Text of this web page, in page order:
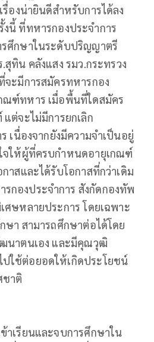
รื่องน่ายินดีสำหรับการได้ลง
นี้ ที่ทหารกองประจำการ
ศึกษาในระดับปริญญาตรี
ทิน คลังแสง รมว.กระทรวง
จะมีการสมัครทหารกอง
ณฑ์ทหาร เมื่อพื้นที่ใดสมัคร
ต่จะไม่มีการยกเลิก
เนื่องจากยังมีความจำเป็นอยู่
จให้ผู้ที่ครบกำหนดอายุเกณฑ์
าสและได้รับโอกาสที่กว่าเดิม
กองประจำการ สังกัดกองทัพ
ษหลายประการ โดยเฉพาะ
ษา สามารถศึกษาต่อได้โดย
ฒนาตนเอง และมีคุณวุฒิ
ปใช้ต่อยอดให้เกิดประโยชน์
ชาติ
าเรียนและจบการศึกษาใน